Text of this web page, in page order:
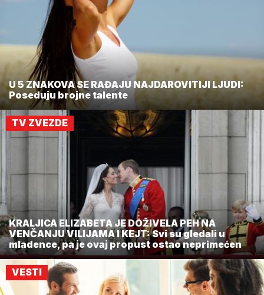
U 5 ZNAKOVA SE RAĐAJU NAJDAROVITIJI LJUDI:
Poseduju brojne talente
TV ZVEZDE
KRALJICA ELIZABETA JE DOŽIVELA PEH NA
VENČANJU VILIJAMA I KEJT: Svi su gledali u
mladence, pa je ovaj propust ostao neprimećen
VESTI